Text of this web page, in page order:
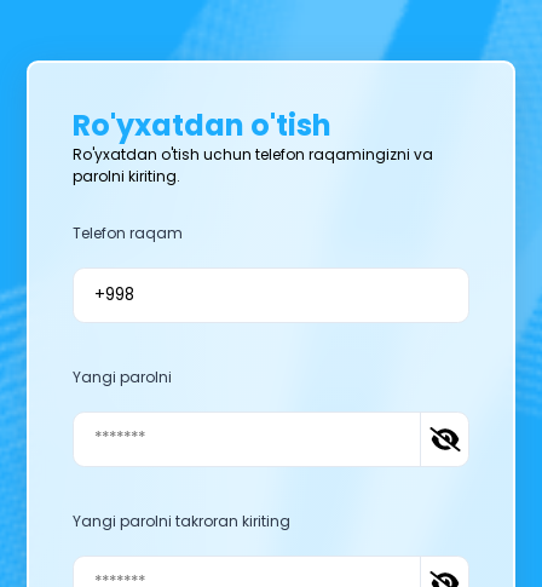
Ro'yxatdan o'tish
Ro'yxatdan o'tish uchun telefon raqamingizni va
parolni kiriting.
Telefon raqam
Yangi parolni
Yangi parolni takroran kiriting